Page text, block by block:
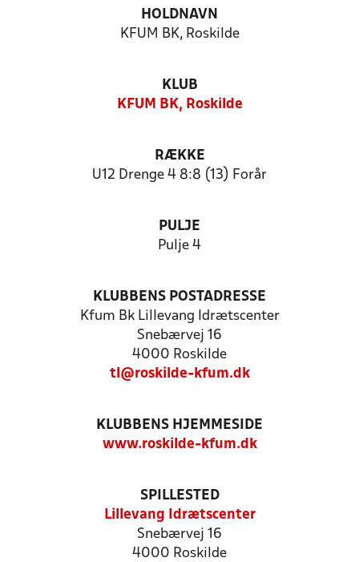
HOLDNAVN
KFUM BK, Roskilde
KLUB
KFUM BK, Roskilde
RÆKKE
U12 Drenge 4 8:8 (13) Forår
PULJE
Pulje 4
KLUBBENS POSTADRESSE
Kfum Bk Lillevang Idrætscenter
Snebærvej 16
4000 Roskilde
tl@roskilde-kfum.dk
KLUBBENS HJEMMESIDE
www.roskilde-kfum.dk
SPILLESTED
Lillevang Idrætscenter
Snebærvej 16
4000 Roskilde